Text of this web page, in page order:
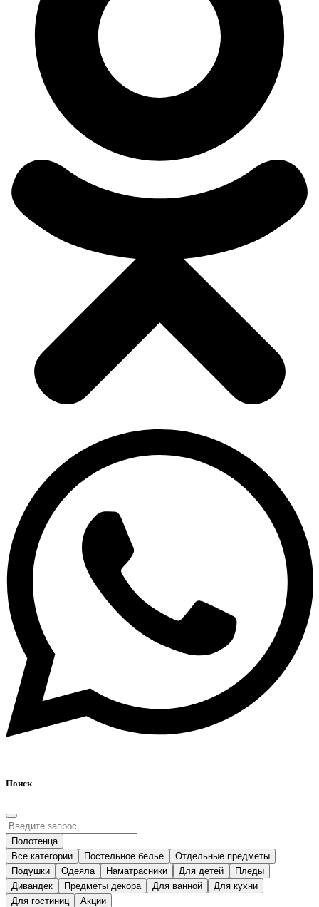
Поиск
Полотенца
Все категории
Постельное белье
Отдельные предметы
Подушки
Одеяла Наматрасники Для детей
Пледы
Дивандек
Предметы декора Для ванной
Для кухни
Для гостиниц
Акции